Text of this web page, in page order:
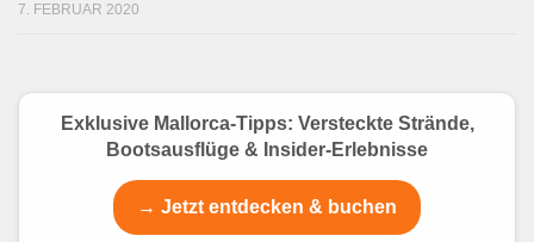
7. FEBRUAR 2020
Exklusive Mallorca-Tipps: Versteckte Strände,
Bootsausflüge & Insider-Erlebnisse
→ Jetzt entdecken & buchen